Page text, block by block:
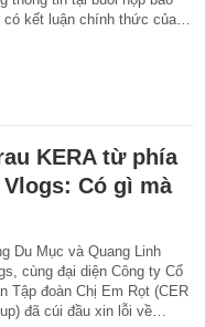
có kết luận chính thức của…
KERA từ phía
Có gì mà
Du Mục và Quang Linh
cùng đại diện Công ty Cổ
Tập đoàn Chị Em Rọt (CER
đã cúi đầu xin lỗi về…